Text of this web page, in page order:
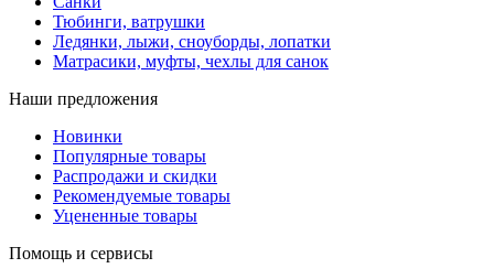
Тюбинги, ватрушки
Ледянки, лыжи, сноуборды, лопатки
Матрасики, муфты, чехлы для санок
Наши предложения
Новинки
Популярные товары
Распродажи и скидки
Рекомендуемые товары
Уцененные товары
Помощь и сервисы